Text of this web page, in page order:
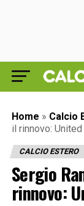
Home » Calcio
il rinnovo:
CALCIO ESTERO
Sergio
rinnovo: